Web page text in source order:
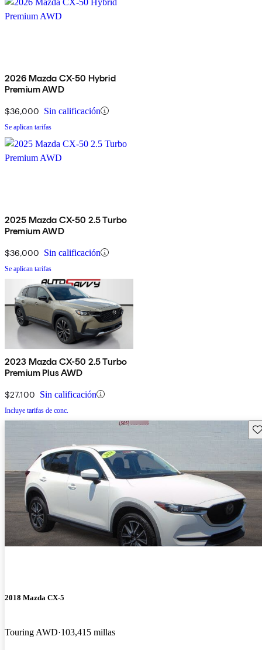
2026 Mazda CX-50 Hybrid
Premium AWD
$36,000 Sin calificación
Se aplican tarifas
2025 Mazda CX-50 2.5 Turbo
Premium AWD
$36,000 Sin calificación
Se aplican tarifas
2023 Mazda CX-50 2.5 Turbo
Premium Plus AWD
$27,100 Sin calificación
Incluye tarifas de conc.
2018 Mazda CX-5
Touring AWD 103,415 millas